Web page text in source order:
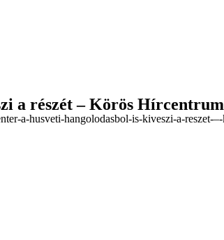
a részét – Körös Hírcentrum